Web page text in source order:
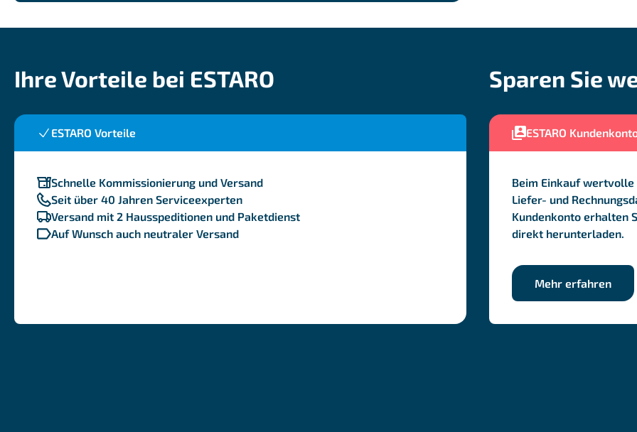
Ihre Vorteile bei ESTARO
ESTARO Vorteile
Schnelle Kommissionierung und Versand
Seit über 40 Jahren Serviceexperten
Versand mit 2 Hausspeditionen und Paketdienst
Auf Wunsch auch neutraler Versand
Sparen Sie
ESTARO
Beim Einkauf wertvolle
Liefer- und
Kundenkonto erhalten
direkt herunterladen.
Mehr erfahren